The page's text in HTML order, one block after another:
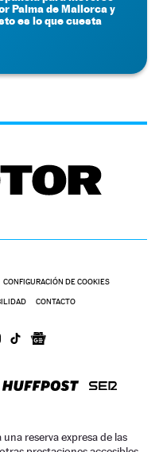
Palma de Mallorca y
es lo que cuesta
CONFIGURACIÓN DE COOKIES
CONTACTO
una reserva expresa de las